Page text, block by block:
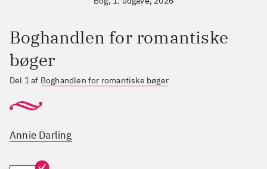
Boghandlen for romantiske
bøger
Del 1 af Boghandlen for romantiske bøger
Annie Darling